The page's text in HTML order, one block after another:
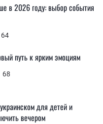
64
в 2026 году: выбор события
68
путь к ярким эмоциям
для детей и
вечером